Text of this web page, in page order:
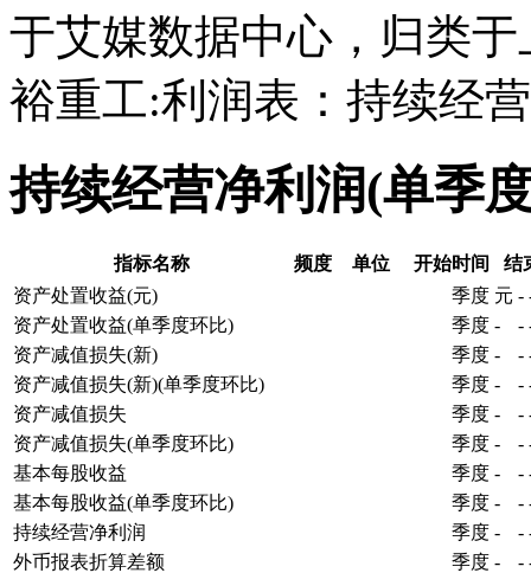
于艾媒数据中心，归类
裕重工:利润表：持续经
持续经营净利润(单季
指标名称 频度 单位 开始时间
结
资产处置收益(元)
季度 元 -
资产处置收益(单季度环比)
季度 - -
资产减值损失(新)
季度 - -
资产减值损失(新)(单季度环比)
季度 - -
资产减值损失
季度 - -
资产减值损失(单季度环比)
季度 - -
基本每股收益
季度 - -
基本每股收益(单季度环比)
季度 - -
持续经营净利润
季度 - -
外币报表折算差额
季度 - -